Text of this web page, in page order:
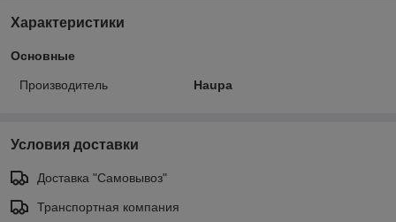
Характеристики
Основные
Производитель Haupa
Условия доставки
Доставка "Самовывоз"
Транспортная компания